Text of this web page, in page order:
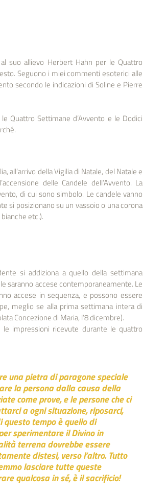
suo allievo Herbert Hahn per le Quattro
Seguono i miei commenti esoterici alle
secondo le indicazioni di Soline e Pierre
Quattro Settimane d’Avvento e le Dodici
all’arrivo della Vigilia di Natale, del Natale e
delle Candele dell’Avvento. La
di cui sono simbolo. Le candele vanno
si posizionano su un vassoio o una corona
etc.).
si addiziona a quello della settimana
saranno accese contemporaneamente. Le
accese in sequenza, e possono essere
meglio se alla prima settimana intera di
Concezione di Maria, l’8 dicembre).
impressioni ricevute durante le quattro
una pietra di paragone speciale
la persona dalla causa della
come prove, e le persone che ci
a ogni situazione, riposarci,
questo tempo è quello di
sperimentare il Divino in
terrena dovrebbe essere
distesi, verso l’altro. Tutto
lasciare tutte queste
qualcosa in sé, è il sacrificio!